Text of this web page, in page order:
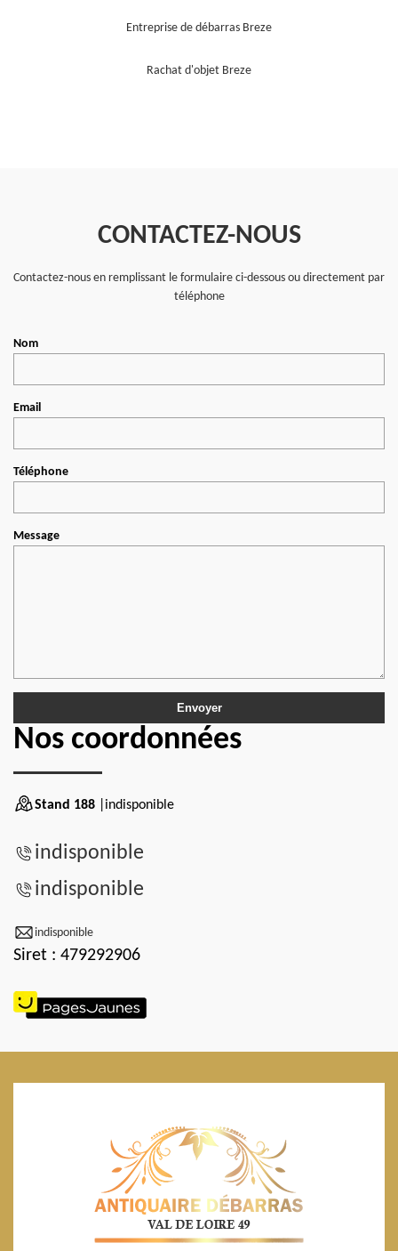
Entreprise de débarras Breze
Rachat d'objet Breze
CONTACTEZ-NOUS
Contactez-nous en remplissant le formulaire ci-dessous ou directement par
téléphone
Nom
Email
Téléphone
Message
Nos coordonnées
Stand 188 |indisponible
indisponible
indisponible
indisponible
Siret : 479292906